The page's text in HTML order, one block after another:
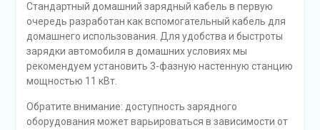
Стандартный домашний зарядный кабель в первую
очередь разработан как вспомогательный кабель для
домашнего использования. Для удобства и быстроты
зарядки автомобиля в домашних условиях мы
рекомендуем установить 3-фазную настенную станцию
мощностью 11 кВт.
Обратите внимание: доступность зарядного
оборудования может варьироваться в зависимости от